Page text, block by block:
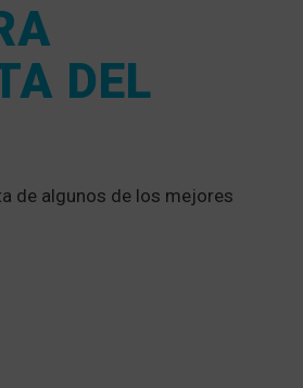
DEL
de algunos de los mejores